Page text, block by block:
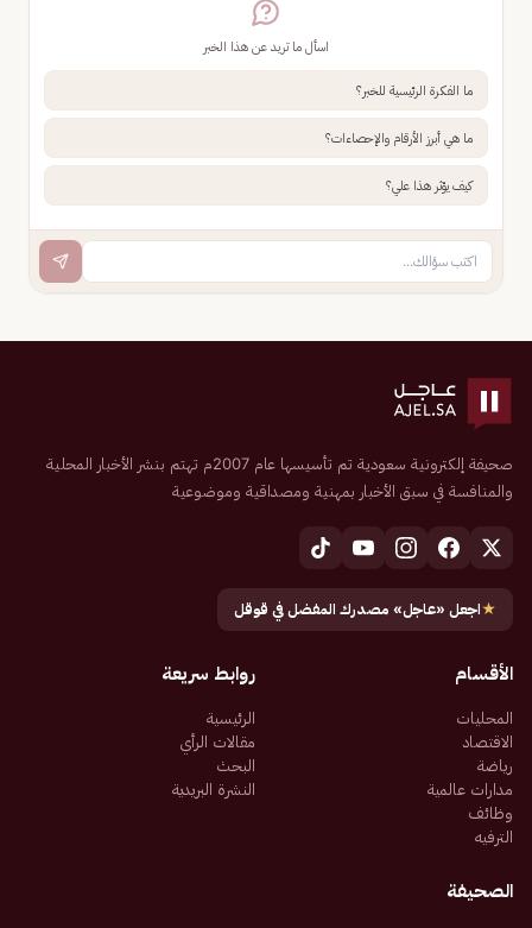
اسأل ما تريد عن هذا الخبر
ما الفكرة الرئيسية للخبر؟
ما هي أبرز الأرقام والإحصاءات؟
كيف يؤثر هذا علي؟
صحيفة إلكترونية سعودية تم تأسيسها عام 2007م تهتم بنشر الأخبار المحلية
والمنافسة في سبق الأخبار بمهنية ومصداقية وموضوعية
★اجعل «عاجل» مصدرك المفضل في قوقل
الأقسام
المحليات
الاقتصاد
رياضة
مدارات عالمية
وظائف
الترفيه
روابط سريعة
الرئيسية
مقالات الرأي
البحث
النشرة البريدية
الصحيفة